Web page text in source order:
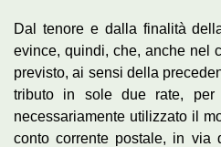
Dal tenore e dalla finalità
evince, quindi, che, anche nel
previsto, ai sensi della
tributo in sole due rate, per
necessariamente utilizzato il
conto corrente postale, in via